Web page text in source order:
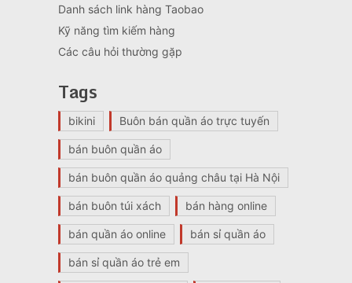
Danh sách link hàng Taobao
Kỹ năng tìm kiếm hàng
Các câu hỏi thường gặp
Tags
bikini Buôn bán quần áo trực tuyến
bán buôn quần áo
bán buôn quần áo quảng châu tại Hà Nội
bán buôn túi xách bán hàng online
bán quần áo online bán sỉ quần áo
bán sỉ quần áo trẻ em